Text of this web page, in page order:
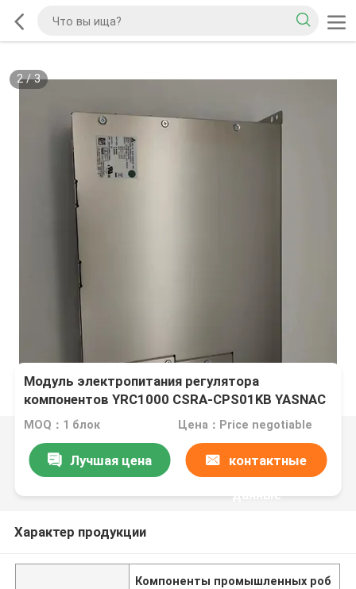
2/3
Модуль электропитания регулятора
компонентов YRC1000 CSRA-CPS01KB YASNAC
промышленного робота Yaskawa
MOQ：1 блок Цена：Price negotiable
Лучшая цена контактные
данные
Характер продукции
Компоненты промышленных роб